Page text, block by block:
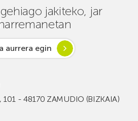
jakiteko, jar
aurrera egin
101 - 48170 ZAMUDIO (BIZKAIA)